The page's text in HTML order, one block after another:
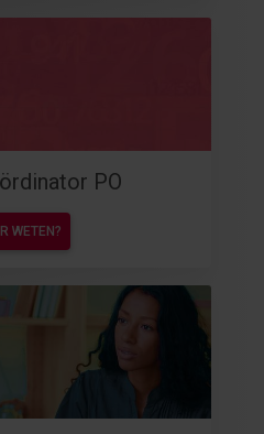
PO
WETEN?